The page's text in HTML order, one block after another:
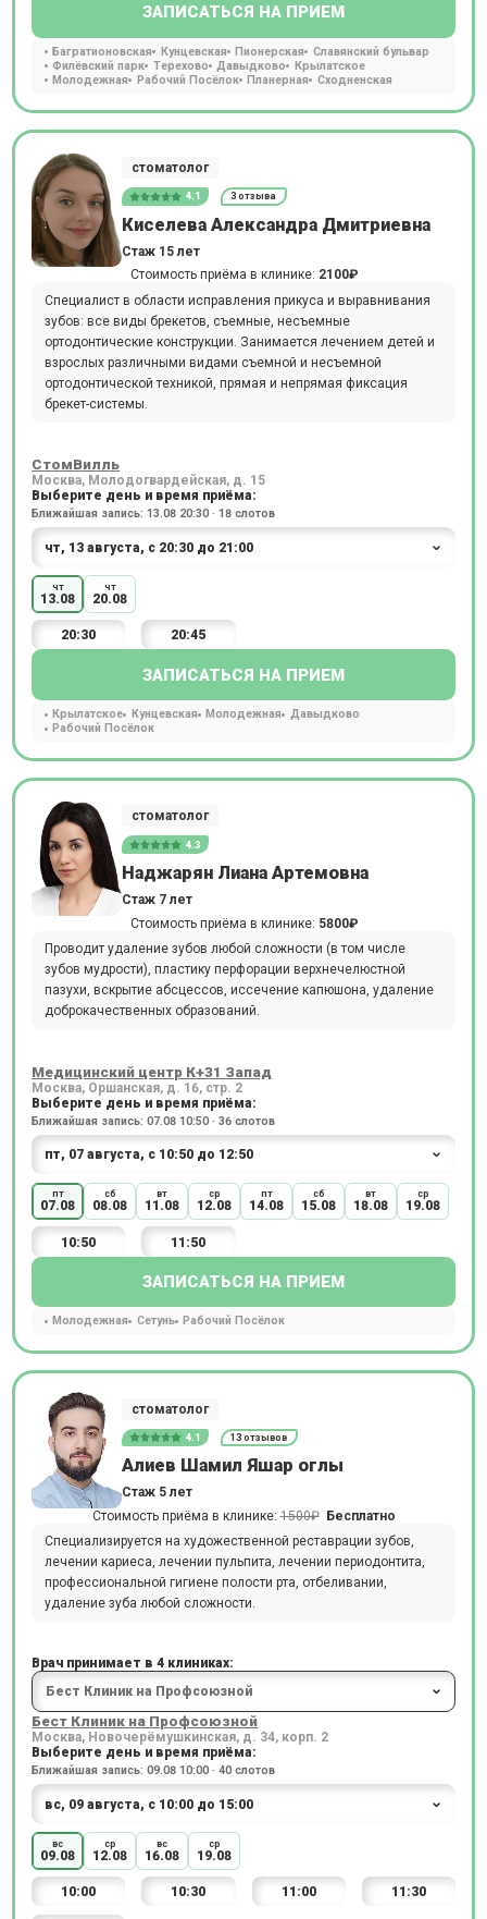
ЗАПИСАТЬСЯ НА ПРИЕМ
Багратионовская Кунцевская Пионерская
Славянский бульвар
Филёвский парк
Терехово Давыдково
Крылатское
Молодежная
Рабочий Посёлок Планерная Сходненская
стоматолог
4.1 3 отзыва
Киселева Александра Дмитриевна
Стаж 15 лет
Стоимость приёма в клинике: 2100₽
Специалист в области исправления прикуса и выравнивания
зубов: все виды брекетов, съемные, несъемные
ортодонтические конструкции. Занимается лечением детей и
взрослых различными видами съемной и несъемной
ортодонтической техникой, прямая и непрямая фиксация
брекет-системы.
СтомВилль
Москва, Молодогвардейская, д. 15
Выберите день и время приёма:
Ближайшая запись: 13.08 20:30 · 18 слотов
чт
13.08
чт
20.08
20:30 20:45
ЗАПИСАТЬСЯ НА ПРИЕМ
Крылатское Кунцевская Молодежная
Давыдково
Рабочий Посёлок
стоматолог
4.3
Наджарян Лиана Артемовна
Стаж 7 лет
Стоимость приёма в клинике: 5800₽
Проводит удаление зубов любой сложности (в том числе
зубов мудрости), пластику перфорации верхнечелюстной
пазухи, вскрытие абсцессов, иссечение капюшона, удаление
доброкачественных образований.
Медицинский центр К+31 Запад
Москва, Оршанская, д. 16, стр. 2
Выберите день и время приёма:
Ближайшая запись: 07.08 10:50 · 36 слотов
пт
07.08
сб
08.08
вт
11.08
ср
12.08
пт
14.08
сб
15.08
вт
18.08
ср
19.08
10:50 11:50
ЗАПИСАТЬСЯ НА ПРИЕМ
Молодежная Сетунь Рабочий Посёлок
стоматолог
4.1 13 отзывов
Алиев Шамил Яшар оглы
Стаж 5 лет
Стоимость приёма в клинике:1500₽ Бесплатно
Специализируется на художественной реставрации зубов,
лечении кариеса, лечении пульпита, лечении периодонтита,
профессиональной гигиене полости рта, отбеливании,
удаление зуба любой сложности.
Врач принимает в 4 клиниках:
Бест Клиник на Профсоюзной
Москва, Новочерёмушкинская, д. 34, корп. 2
Выберите день и время приёма:
Ближайшая запись: 09.08 10:00 · 40 слотов
вс
09.08
ср
12.08
вс
16.08
ср
19.08
10:00 10:30 11:00 11:30